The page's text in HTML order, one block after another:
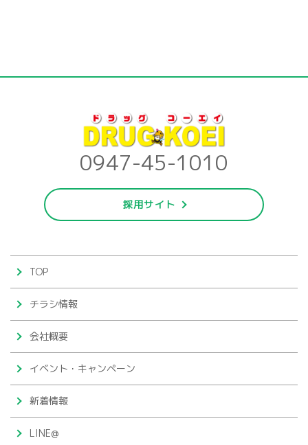
0947-45-1010
採用サイト
TOP
チラシ情報
会社概要
イベント・キャンペーン
新着情報
LINE@